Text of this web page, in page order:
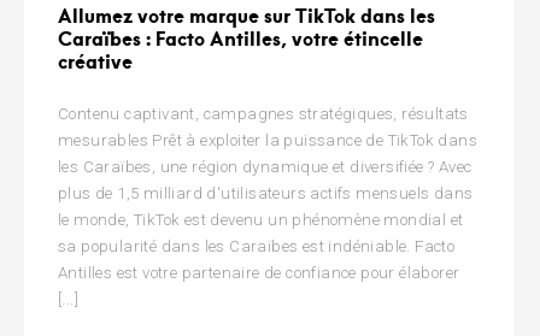
Allumez votre marque sur TikTok dans les
Caraïbes : Facto Antilles, votre étincelle
créative
Contenu captivant, campagnes stratégiques, résultats
mesurables Prêt à exploiter la puissance de TikTok dans
les Caraïbes, une région dynamique et diversifiée ? Avec
plus de 1,5 milliard d'utilisateurs actifs mensuels dans
le monde, TikTok est devenu un phénomène mondial et
sa popularité dans les Caraïbes est indéniable. Facto
Antilles est votre partenaire de confiance pour élaborer
[...]